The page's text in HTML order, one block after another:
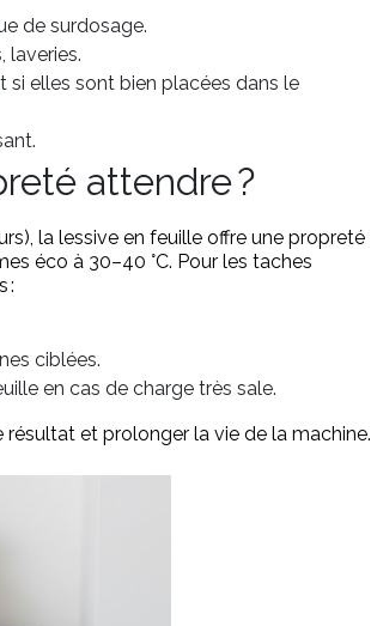
de surdosage.
laveries.
si elles sont bien placées dans le
attendre ?
la lessive en feuille offre une propreté
éco à 30–40 °C. Pour les taches
:
ciblées.
en cas de charge très sale.
et prolonger la vie de la machine.